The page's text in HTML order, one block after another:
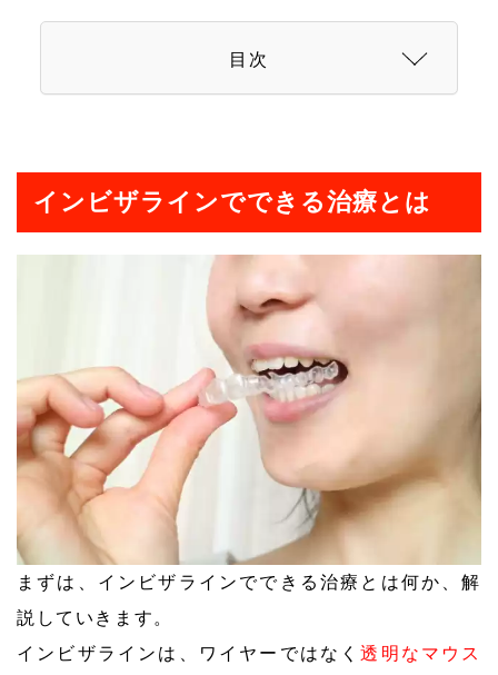
目次
インビザラインでできる治療とは
まずは、インビザラインでできる治療とは何か、解
説していきます。
インビザラインは、ワイヤーではなく透明なマウス